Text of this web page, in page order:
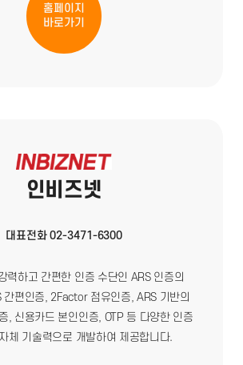
홈페이지
바로가기
인비즈넷
대표전화 02-3471-6300
력하고 간편한 인증 수단인 ARS 인증의
간편인증, 2Factor 점유인증, ARS 기반의
, 신용카드 본인인증, OTP 등 다양한 인증
체 기술력으로 개발하여 제공합니다.